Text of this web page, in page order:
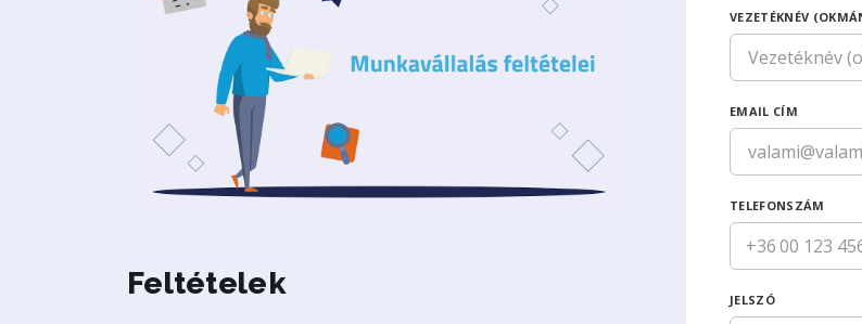
Feltételek
VEZETÉKNÉV
EMAIL CÍM
TELEFONSZÁM
+36
JELSZÓ